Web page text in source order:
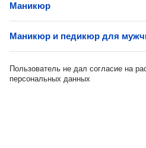
Маникюр
Маникюр и педикюр для
Пользователь не дал согласие на
персональных данных